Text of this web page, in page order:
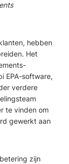
hebben
Het
EPA-software,
verdere
te vinden om
gewerkt aan
zijn